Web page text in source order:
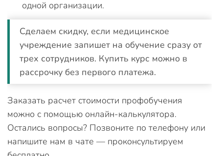
одной организации.
Сделаем скидку, если медицинское
учреждение запишет на обучение сразу от
трех сотрудников. Купить курс можно в
рассрочку без первого платежа.
Заказать расчет стоимости профобучения
можно с помощью онлайн-калькулятора.
Остались вопросы? Позвоните по телефону или
напишите нам в чате — проконсультируем